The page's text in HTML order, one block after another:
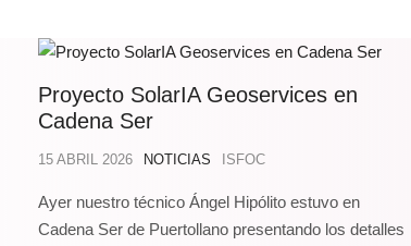
Proyecto SolarIA Geoservices en
Cadena Ser
15 ABRIL 2026 NOTICIAS ISFOC
Ayer nuestro técnico Ángel Hipólito estuvo en
Cadena Ser de Puertollano presentando los detalles